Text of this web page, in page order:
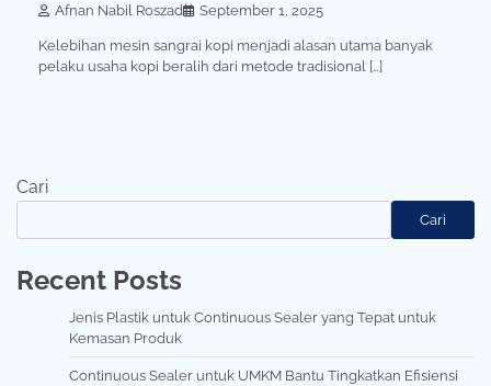
Afnan Nabil Roszad September 1, 2025
Kelebihan mesin sangrai kopi menjadi alasan utama banyak
pelaku usaha kopi beralih dari metode tradisional […]
Cari
Cari
Recent Posts
Jenis Plastik untuk Continuous Sealer yang Tepat untuk
Kemasan Produk
Continuous Sealer untuk UMKM Bantu Tingkatkan Efisiensi